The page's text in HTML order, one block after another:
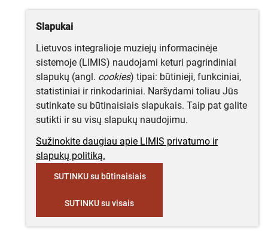
Slapukai
Lietuvos integralioje muziejų informacinėje
sistemoje (LIMIS) naudojami keturi pagrindiniai
slapukų (angl. cookies) tipai: būtinieji, funkciniai,
statistiniai ir rinkodariniai. Naršydami toliau Jūs
sutinkate su būtinaisiais slapukais. Taip pat galite
sutikti ir su visų slapukų naudojimu.
Sužinokite daugiau apie LIMIS privatumo ir
slapukų politiką.
SUTINKU su būtinaisiais
SUTINKU su visais